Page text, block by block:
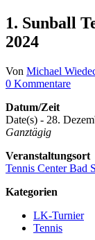
1. Sunball
2024
Von Michael
0 Kommentare
Datum/Zeit
Date(s) - 28.
Ganztägig
Veranstaltungsort
Tennis Center Bad
Kategorien
LK-Turnier
Tennis